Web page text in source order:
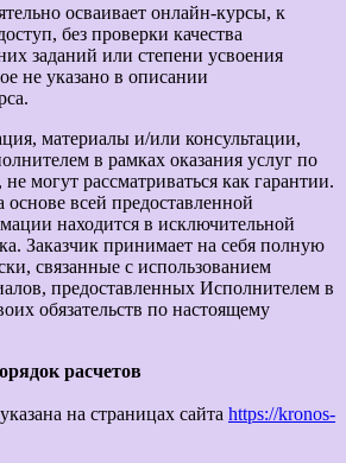
осваивает онлайн-курсы, к
без проверки качества
заданий или степени усвоения
не указано в описании
материалы и/или консультации,
в рамках оказания услуг по
могут рассматриваться как гарантии.
всей предоставленной
находится в исключительной
Заказчик принимает на себя полную
связанные с использованием
предоставленных Исполнителем в
обязательств по настоящему
расчетов
на страницах сайта https://kronos-